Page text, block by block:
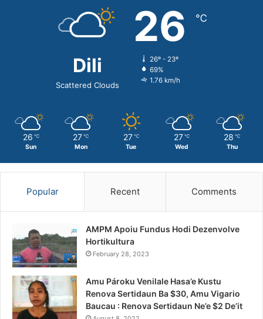
Dili
Scattered Clouds
26 ℃
26º - 23º
69%
1.76 km/h
26 ℃
Sun
27 ℃
Mon
27 ℃
Tue
27 ℃
Wed
28 ℃
Thu
Popular Recent Comments
AMPM Apoiu Fundus Hodi Dezenvolve
Hortikultura
February 28, 2023
Amu Pároku Venilale Hasa’e Kustu
Renova Sertidaun Ba $30, Amu Vigario
Baucau : Renova Sertidaun Ne’e $2 De’it